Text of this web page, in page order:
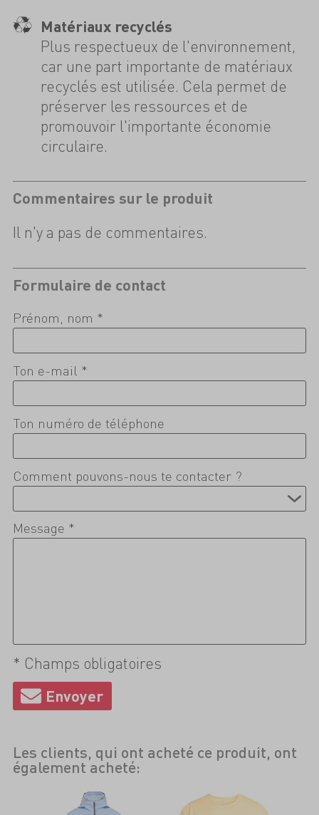
Matériaux recyclés
Plus respectueux de l'environnement,
car une part importante de matériaux
recyclés est utilisée. Cela permet de
préserver les ressources et de
promouvoir l'importante économie
circulaire.
Commentaires sur le produit
Il n'y a pas de commentaires.
Formulaire de contact
Prénom, nom *
Ton e-mail *
Ton numéro de téléphone
Comment pouvons-nous te contacter ?
Message *
* Champs obligatoires
Les clients, qui ont acheté ce produit, ont
également acheté: